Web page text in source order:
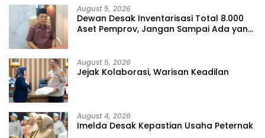
August 5, 2026
Dewan Desak Inventarisasi Total 8.000
Aset Pemprov, Jangan Sampai Ada yang
August 5, 2026
Jejak Kolaborasi, Warisan Keadilan
August 4, 2026
Imelda Desak Kepastian Usaha Peternak